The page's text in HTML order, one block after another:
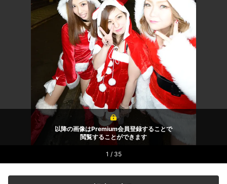
以降の画像はPremium会員登録することで
閲覧することができます
1 / 35